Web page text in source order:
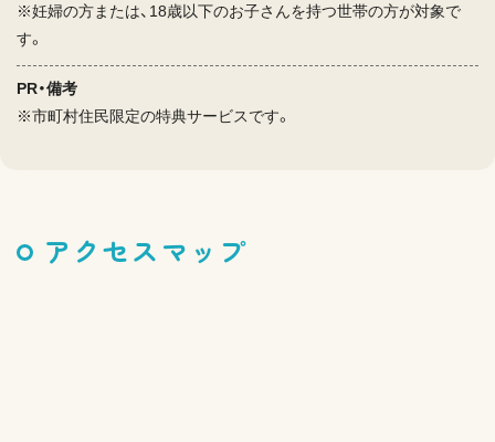
※妊婦の方または、18歳以下のお子さんを持つ世帯の方が対象で
す。
PR・備考
※市町村住民限定の特典サービスです。
アクセスマップ